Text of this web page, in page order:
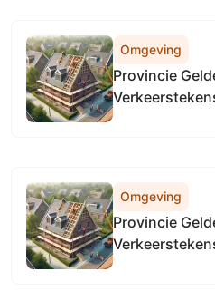
Omgeving
Provincie
Omgeving
Provincie